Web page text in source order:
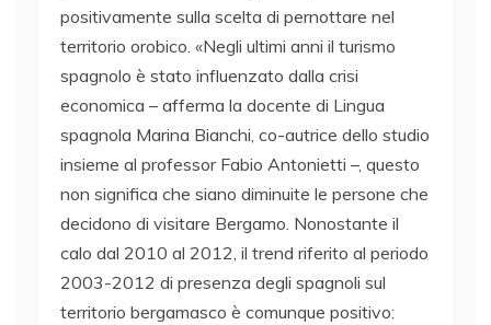
positivamente sulla scelta di pernottare nel
territorio orobico. «Negli ultimi anni il turismo
spagnolo è stato influenzato dalla crisi
economica – afferma la docente di Lingua
spagnola Marina Bianchi, co-autrice dello studio
insieme al professor Fabio Antonietti –, questo
non significa che siano diminuite le persone che
decidono di visitare Bergamo. Nonostante il
calo dal 2010 al 2012, il trend riferito al periodo
2003-2012 di presenza degli spagnoli sul
territorio bergamasco è comunque positivo: